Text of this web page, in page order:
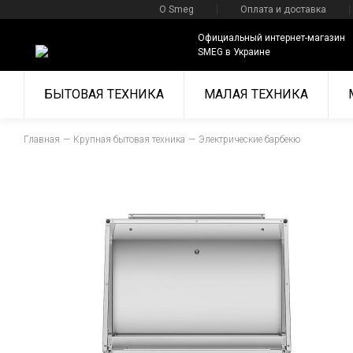
О Smeg Оплата и доставка
Официальный интернет-магазин
SMEG в Украине
БЫТОВАЯ ТЕХНИКА МАЛАЯ ТЕХНИКА
Главная Крупная бытовая техника Электрические барбекю